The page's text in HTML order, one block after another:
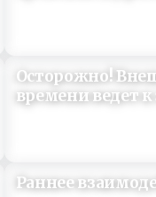
Осторожно!
времени ведет
Раннее